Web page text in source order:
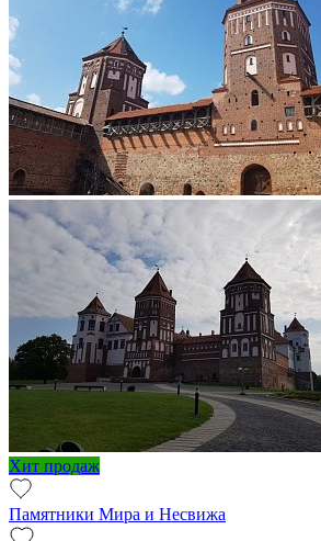
Хит продаж
Памятники Мира и Несвижа